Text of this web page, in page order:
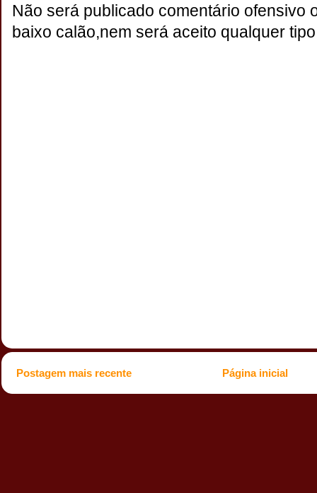
Não será publicado comentário ofensivo
baixo calão,nem será aceito qualquer
Postagem mais recente Página inicial